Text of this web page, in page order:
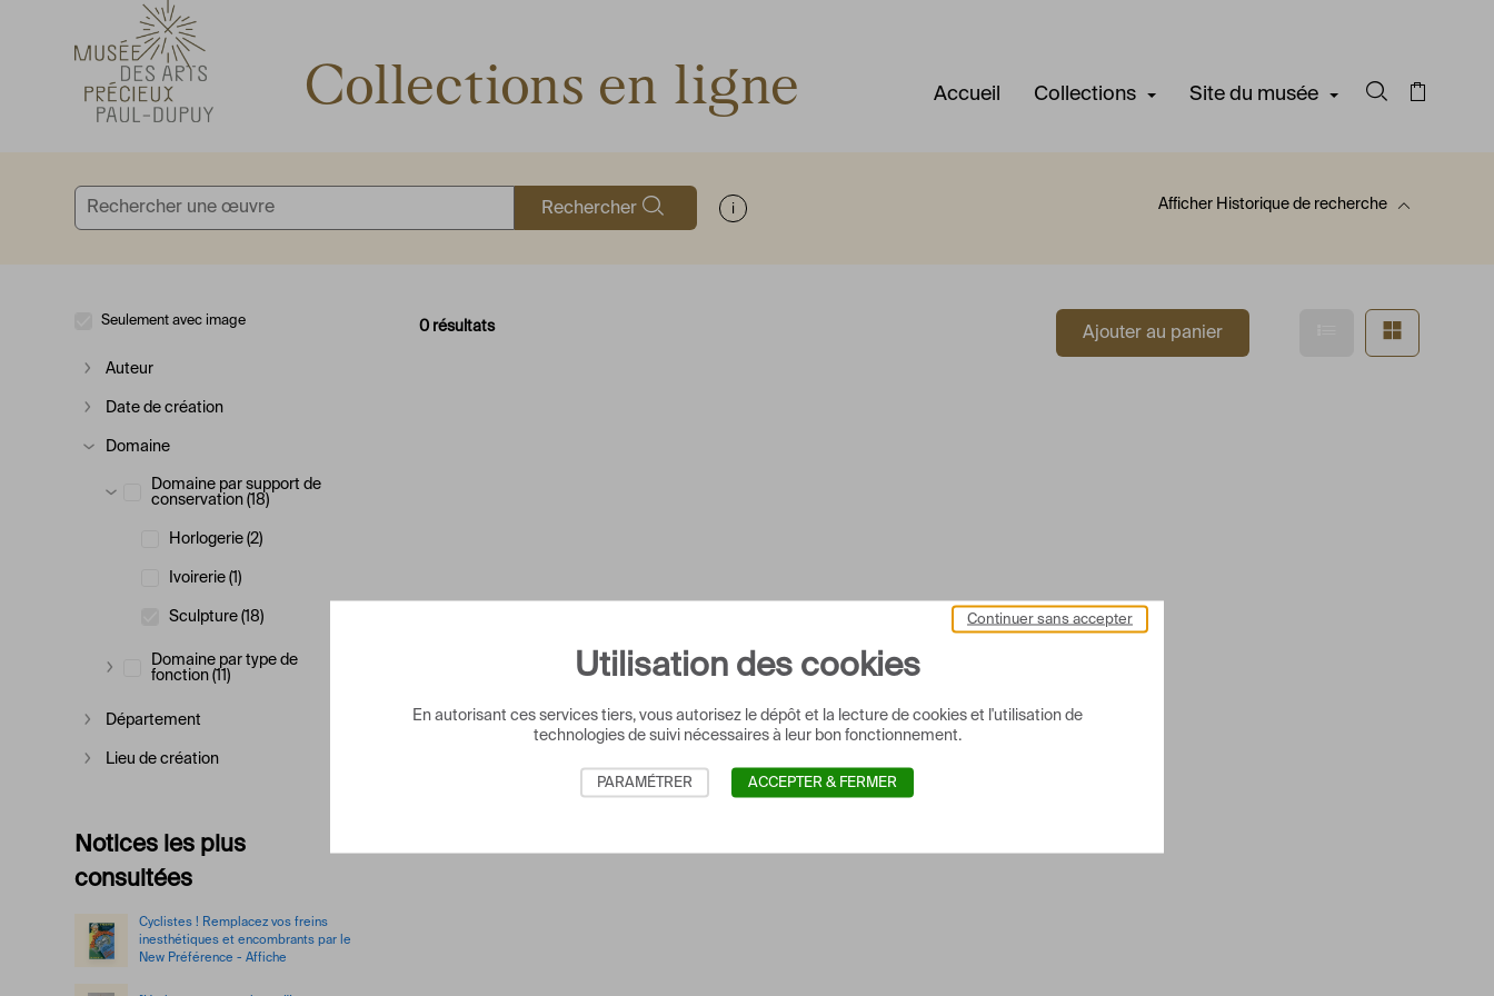
Accèder directement au contenu
Accèder directement au contenu
Collections en ligne Accueil Collections Site du musée
Rechercher
Panier
Rechercher Afficher les informations d'aide à la recherche AfficherHistorique de recherche
Seulement avec image
Afficher plus
Auteur
Afficher plus
Date de création
Afficher plus
Domaine
Afficher plus
Domaine par support de
conservation (18)
Horlogerie (2)
Ivoirerie (1)
Sculpture (18)
Afficher plus
Domaine par type de
fonction (11)
Afficher plus
Département
Afficher plus
Lieu de création
Notices les plus
consultées
Cyclistes ! Remplacez vos freins
inesthétiques et encombrants par le
New Préférence - Affiche
0 résultats Ajouter au panier Afficher en mode
Utilisation des cookies
En autorisant ces services tiers, vous autorisez le dépôt et la lecture de cookies et l'utilisation de
technologies de suivi nécessaires à leur bon fonctionnement.
Continuer sans accepter
PARAMÉTRER ACCEPTER & FERMER